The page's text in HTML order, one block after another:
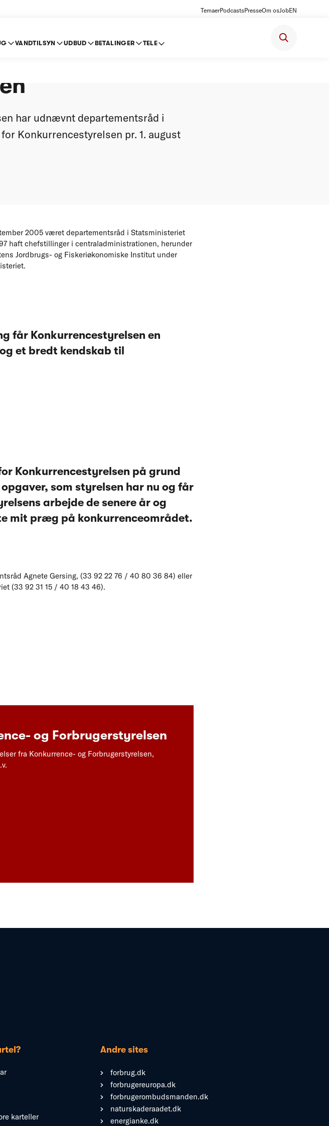
TemaerPodcastsPresseOm osJobEN
VANDTILSYN UDBUD BETALINGER TELE
har udnævnt departementsråd i
Konkurrencestyrelsen pr. 1. august
2005 været departementsråd i Statsministeriet
haft chefstillinger i centraladministrationen, herunder
Jordbrugs- og Fiskeriøkonomiske Institut under
får Konkurrencestyrelsen en
et bredt kendskab til
Konkurrencestyrelsen på grund
som styrelsen har nu og får
arbejde de senere år og
mit præg på konkurrenceområdet.
Agnete Gersing, (33 92 22 76 / 40 80 36 84) eller
(33 92 31 15 / 40 18 43 46).
og Forbrugerstyrelsen
fra Konkurrence- og Forbrugerstyrelsen,
karteller
Andre sites
forbrug.dk
forbrugereuropa.dk
forbrugerombudsmanden.dk
naturskaderaadet.dk
energianke.dk